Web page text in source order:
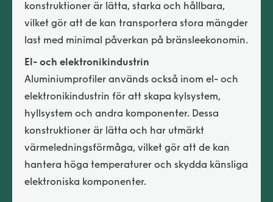
konstruktioner är lätta, starka och hållbara,
vilket gör att de kan transportera stora mängder
last med minimal påverkan på bränsleekonomin.
El- och elektronikindustrin
Aluminiumprofiler används också inom el- och
elektronikindustrin för att skapa kylsystem,
hyllsystem och andra komponenter. Dessa
konstruktioner är lätta och har utmärkt
värmeledningsförmåga, vilket gör att de kan
hantera höga temperaturer och skydda känsliga
elektroniska komponenter.